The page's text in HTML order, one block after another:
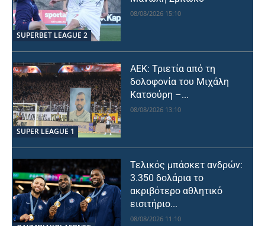
SUPERBET LEAGUE 2
08/08/2026 15:10
SUPER LEAGUE 1
ΑΕΚ: Τριετία από τη
δολοφονία του Μιχάλη
Κατσούρη –...
08/08/2026 13:10
Τελικός μπάσκετ ανδρών:
3.350 δολάρια το
ακριβότερο αθλητικό
εισιτήριο...
08/08/2026 11:10